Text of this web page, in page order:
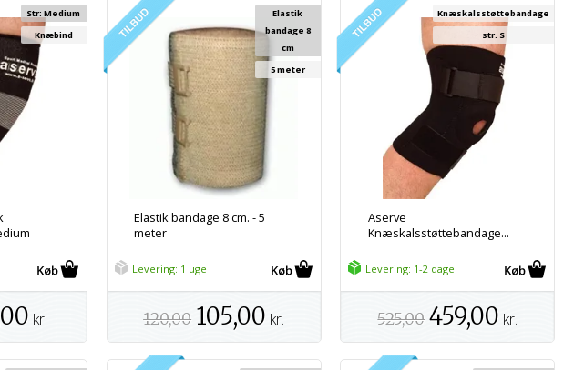
Str: Medium
Knæbind
kr.
Elastik bandage 8 cm. - 5
meter
Elastik
bandage 8
cm
5 meter
Levering: 1 uge
120,00 105,00 kr.
Aserve
Knæskalsstøttebandage...
Knæskalsstøttebandage
str. S
Levering: 1-2 dage
525,00 459,00 kr.